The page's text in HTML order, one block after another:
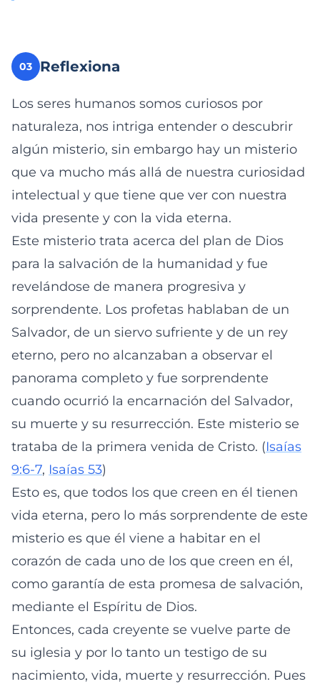
03 Reflexiona
Los seres humanos somos curiosos por
naturaleza, nos intriga entender o descubrir
algún misterio, sin embargo hay un misterio
que va mucho más allá de nuestra curiosidad
intelectual y que tiene que ver con nuestra
vida presente y con la vida eterna.
Este misterio trata acerca del plan de Dios
para la salvación de la humanidad y fue
revelándose de manera progresiva y
sorprendente. Los profetas hablaban de un
Salvador, de un siervo sufriente y de un rey
eterno, pero no alcanzaban a observar el
panorama completo y fue sorprendente
cuando ocurrió la encarnación del Salvador,
su muerte y su resurrección. Este misterio se
trataba de la primera venida de Cristo. (Isaías
9:6-7, Isaías 53)
Esto es, que todos los que creen en él tienen
vida eterna, pero lo más sorprendente de este
misterio es que él viene a habitar en el
corazón de cada uno de los que creen en él,
como garantía de esta promesa de salvación,
mediante el Espíritu de Dios.
Entonces, cada creyente se vuelve parte de
su iglesia y por lo tanto un testigo de su
nacimiento, vida, muerte y resurrección. Pues